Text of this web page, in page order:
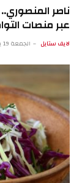
ناصر
عبر منصات
لايف ستايل الجمعة 19 يونيو 3:47 م